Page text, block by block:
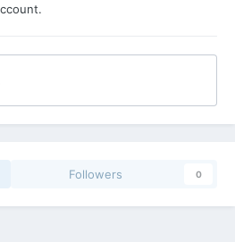
Followers 0